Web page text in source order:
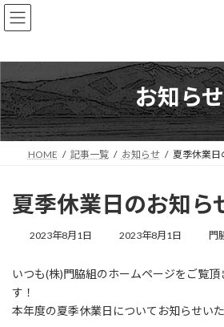
コ
ン
へ
ス
キ
ッ
ナ
ビ
ョ
ン
に
移
お知らせ
HOME 記事一覧 お知らせ 夏季休業日
夏季休業日のお知ら
2023年8月1日
最
新
時
:
2023年8月1日 門
いつも(株)門脇組のホームページをご覧
す！
本年度の夏季休業日についてお知らせいた